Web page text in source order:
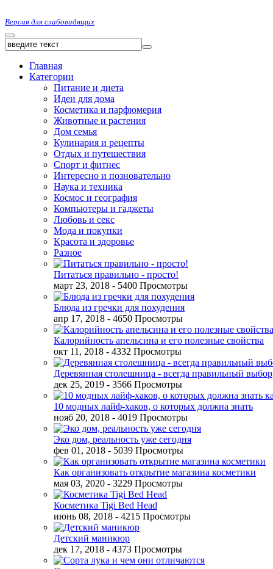
Версия для слабовидящих
Главная
Категории
Питание и диета
Идеи для дома
Косметика и парфюмерия
Животные и растения
Дом семья
Кулинария и рецепты
Отдых и путешествия
Спорт и фитнес
Интересно и позновательно
Наука и техника
Космос и география
Компьютеры и гаджеты
Любовь и секс
Мода и покупки
Красота и здоровье
Разное
Питаться правильно - просто!
март 23, 2018 - 5400 Просмотры
Блюда из гречки для похудения
апр 17, 2018 - 4650 Просмотры
Калорийность апельсина и его полезные свойства
окт 11, 2018 - 4332 Просмотры
Деревянная столешница - всегда правильный выбор
дек 25, 2019 - 3566 Просмотры
10 модных лайф-хаков, о которых должна знать
нояб 20, 2018 - 4019 Просмотры
Эко дом, реальность уже сегодня
фев 01, 2018 - 5039 Просмотры
Как организовать открытие магазина косметики
мая 03, 2020 - 3229 Просмотры
Косметика Tigi Bed Head
июнь 08, 2018 - 4215 Просмотры
Детский маникюр
дек 17, 2018 - 4373 Просмотры